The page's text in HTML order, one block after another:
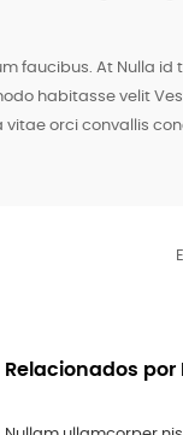
faucibus. At Nulla id
habitasse velit
orci convallis
Relacionados por